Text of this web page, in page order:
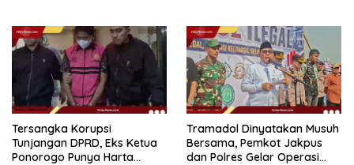
Tersangka Korupsi
Tunjangan DPRD, Eks Ketua
Ponorogo Punya Harta
Tramadol Dinyatakan Musuh
Bersama, Pemkot Jakpus
dan Polres Gelar Operasi